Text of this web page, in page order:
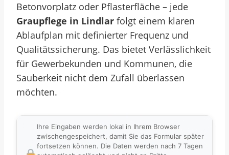
Betonvorplatz oder Pflasterfläche – jede
Graupflege in Lindlar folgt einem klaren
Ablaufplan mit definierter Frequenz und
Qualitätssicherung. Das bietet Verlässlichkeit
für Gewerbekunden und Kommunen, die
Sauberkeit nicht dem Zufall überlassen
möchten.
Ihre Eingaben werden lokal in Ihrem Browser
zwischengespeichert, damit Sie das Formular später
fortsetzen können. Die Daten werden nach 7 Tagen